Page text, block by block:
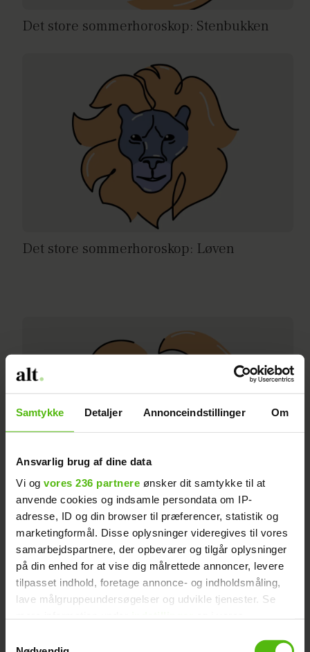
Samtykke Detaljer Annonceindstillinger Om
Ansvarlig brug af dine data
Vi og vores 236 partnere ønsker dit samtykke til at
anvende cookies og indsamle persondata om IP-
adresse, ID og din browser til præferencer, statistik og
marketingformål. Disse oplysninger videregives til vores
samarbejdspartnere, der opbevarer og tilgår oplysninger
på din enhed for at vise dig målrettede annoncer, levere
tilpasset indhold, foretage annonce- og indholdsmåling,
lave målgruppeundersøgelser og udvikle tjenester. Se
tilbage eller ændre indstillinger fra vores
Det store sommerhoroskop: Stenbukken
Det store sommerhoroskop: Løven
Det store sommerhoroskop: Krebsen